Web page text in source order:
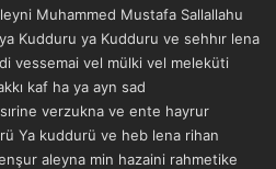
Muhammed Mustafa Sallallahu
Kudduru ya Kudduru ve sehhır lena
vessemai vel mülki vel meleküti
kaf ha ya ayn sad
verzukna ve ente hayrur
Ya kuddurü ve heb lena rihan
aleyna min hazaini rahmetike